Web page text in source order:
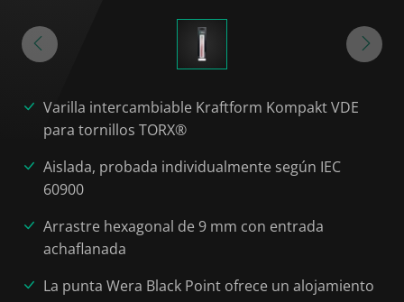
Varilla intercambiable Kraftform Kompakt VDE
para tornillos TORX®
Aislada, probada individualmente según IEC
60900
Arrastre hexagonal de 9 mm con entrada
achaflanada
La punta Wera Black Point ofrece un alojamiento